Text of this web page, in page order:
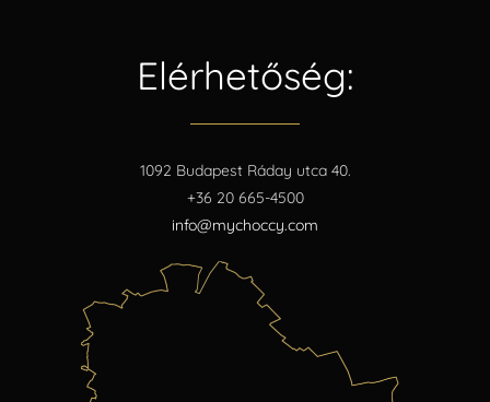
Elérhetőség:
1092 Budapest Ráday utca 40.
+36 20 665-4500
info@mychoccy.com